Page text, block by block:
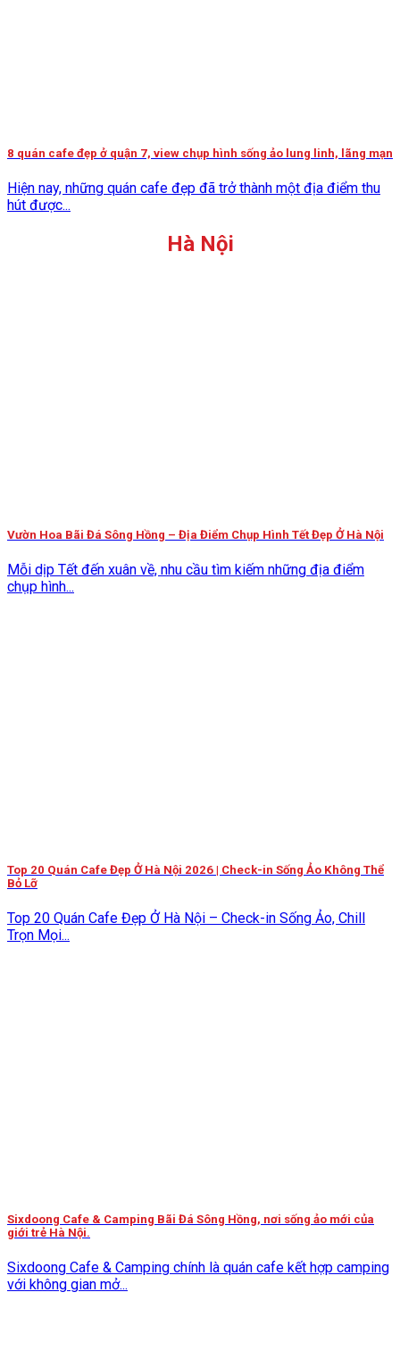
8 quán cafe đẹp ở quận 7, view chụp hình sống ảo lung linh, lãng mạn
Hiện nay, những quán cafe đẹp đã trở thành một địa điểm thu
hút được...
Hà Nội
Vườn Hoa Bãi Đá Sông Hồng – Địa Điểm Chụp Hình Tết Đẹp Ở Hà Nội
Mỗi dịp Tết đến xuân về, nhu cầu tìm kiếm những địa điểm
chụp hình...
Top 20 Quán Cafe Đẹp Ở Hà Nội 2026 | Check-in Sống Ảo Không Thể
Bỏ Lỡ
Top 20 Quán Cafe Đẹp Ở Hà Nội – Check-in Sống Ảo, Chill
Trọn Mọi...
Sixdoong Cafe & Camping Bãi Đá Sông Hồng, nơi sống ảo mới của
giới trẻ Hà Nội.
Sixdoong Cafe & Camping chính là quán cafe kết hợp camping
với không gian mở...